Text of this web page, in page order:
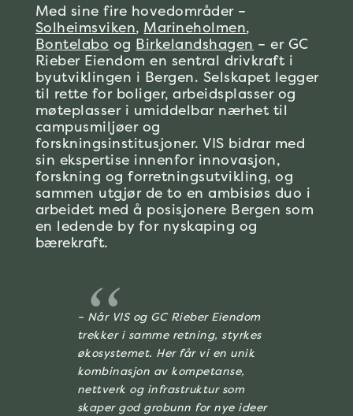
Med sine fire hovedområder –
Solheimsviken, Marineholmen,
Bontelabo og Birkelandshagen – er GC
Rieber Eiendom en sentral drivkraft i
byutviklingen i Bergen. Selskapet legger
til rette for boliger, arbeidsplasser og
møteplasser i umiddelbar nærhet til
campusmiljøer og
forskningsinstitusjoner. VIS bidrar med
sin ekspertise innenfor innovasjon,
forskning og forretningsutvikling, og
sammen utgjør de to en ambisiøs duo i
arbeidet med å posisjonere Bergen som
en ledende by for nyskaping og
bærekraft.
– Når VIS og GC Rieber Eiendom
trekker i samme retning, styrkes
økosystemet. Her får vi en unik
kombinasjon av kompetanse,
nettverk og infrastruktur som
skaper god grobunn for nye ideer